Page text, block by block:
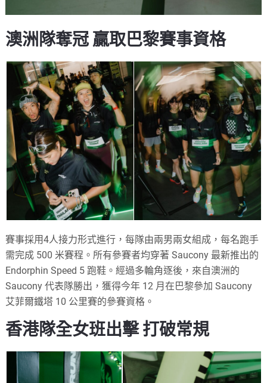
澳洲隊奪冠 贏取巴黎賽事資格
賽事採用4人接力形式進行，每隊由兩男兩女組成，每名跑手
需完成 500 米賽程。所有參賽者均穿著 Saucony 最新推出的
Endorphin Speed 5 跑鞋。經過多輪角逐後，來自澳洲的
Saucony 代表隊勝出，獲得今年 12 月在巴黎參加 Saucony
艾菲爾鐵塔 10 公里賽的參賽資格。
香港隊全女班出擊 打破常規